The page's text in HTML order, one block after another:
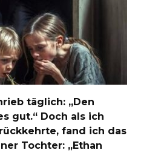
täglich: „Den
gut.“ Doch als ich
fand ich das
Tochter: „Ethan